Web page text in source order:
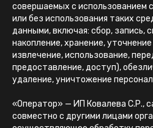
совершаемых с использованием
или без использования таких
данными, включая: сбор, запись,
накопление, хранение,
извлечение, использование,
предоставление, доступ),
удаление, уничтожение
«Оператор» — ИП Ковалева С.Р.,
совместно с другими лицами